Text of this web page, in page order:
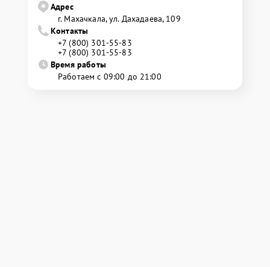
Адрес
г. Махачкала, ул. Дахадаева, 109
Контакты
+7 (800) 301-55-83
+7 (800) 301-55-83
Время работы
Работаем с 09:00 до 21:00